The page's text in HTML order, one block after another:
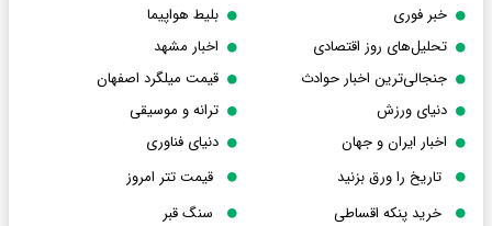
خبر فوری
بلیط هواپیما
تحلیل‌های روز اقتصادی
اخبار مشهد
جنجالی‌ترین اخبار حوادث
قیمت میلگرد اصفهان
دنیای ورزش
ترانه و موسیقی
اخبار ایران و جهان
دنیای فناوری
تاریخ را ورق بزنید
قیمت تتر امروز
خرید پنکه اقساطی
سنگ قبر